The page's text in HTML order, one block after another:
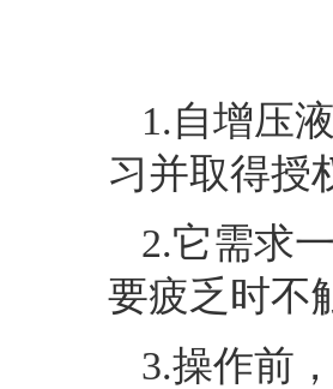
1.自增压
习并取得授
2.它需求
要疲乏时
3.操作前